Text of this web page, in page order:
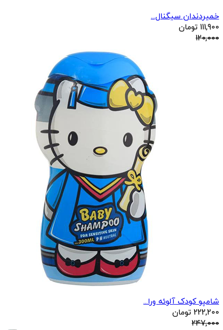
خمیردندان سیگنال...
111,900 تومان
120,000
شامپو کودک آلوئه ورا...
222,200 تومان
247,000